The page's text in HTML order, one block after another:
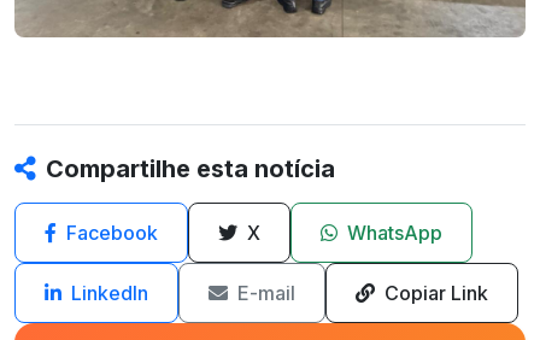
Compartilhe esta notícia
Facebook X WhatsApp
LinkedIn E-mail Copiar Link